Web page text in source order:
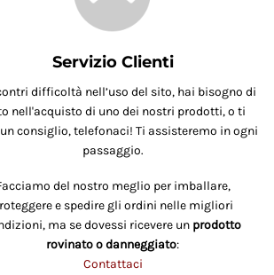
Servizio Clienti
difficoltà nell’uso del sito, hai bisogno di
nell'acquisto di uno dei nostri prodotti, o ti
consiglio, telefonaci! Ti assisteremo in ogni
passaggio.
del nostro meglio per imballare,
e spedire gli ordini nelle migliori
ma se dovessi ricevere un prodotto
rovinato o danneggiato:
Contattaci